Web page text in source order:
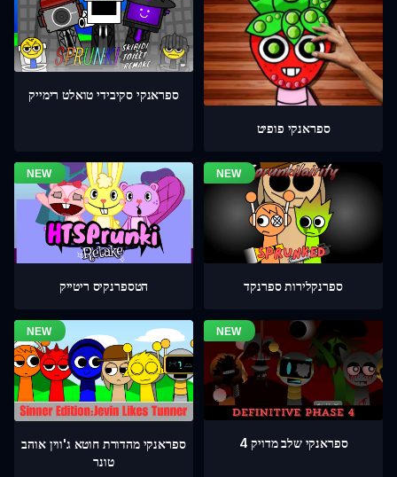
ספראנקי סקיבידי טואלט רימייק
ספראנקי פופיט
הטספרנקיס ריטייק ספרנקלירות ספרנקד
ספראנקי מהדורת חוטא ג'ווין אוהב
טונר
ספראנקי שלב מדויק 4